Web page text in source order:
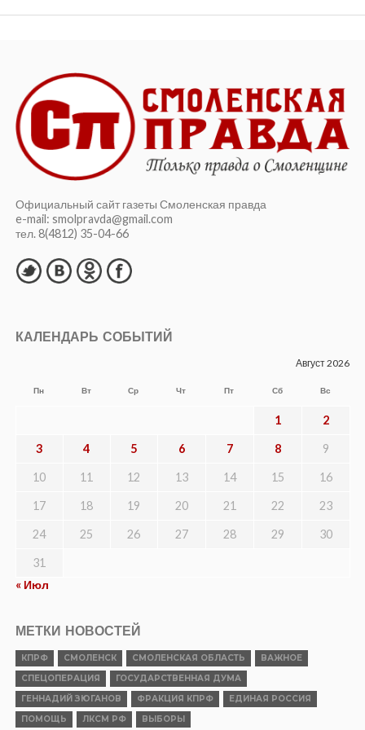
Официальный сайт газеты Смоленская правда
e-mail: smolpravda@gmail.com
тел. 8(4812) 35-04-66
КАЛЕНДАРЬ СОБЫТИЙ
Август 2026
Пн Вт Ср Чт Пт Сб Вс
1 2
3 4 5 6 7 8 9
10 11 12 13 14 15 16
17 18 19 20 21 22 23
24 25 26 27 28 29 30
31
« Июл
МЕТКИ НОВОСТЕЙ
КПРФ СМОЛЕНСК СМОЛЕНСКАЯ ОБЛАСТЬ
ВАЖНОЕ
СПЕЦОПЕРАЦИЯ
ГОСУДАРСТВЕННАЯ ДУМА
ГЕННАДИЙ ЗЮГАНОВ
ФРАКЦИЯ КПРФ
ЕДИНАЯ РОССИЯ
ПОМОЩЬ
ЛКСМ РФ ВЫБОРЫ